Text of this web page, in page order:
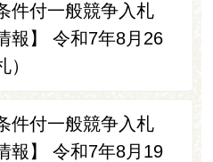
件付一般競争入札
報】 令和7年8月26
）
件付一般競争入札
報】 令和7年8月19